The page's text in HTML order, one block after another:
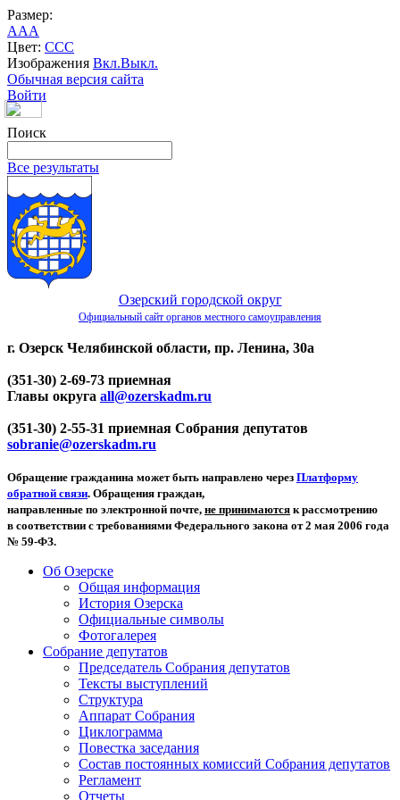
Размер:
AAA
Цвет: CCC
Изображения Вкл.Выкл.
Обычная версия сайта
Войти
Поиск
Все результаты
Озерский городской округ
Официальный сайт органов местного самоуправления
г. Озерск Челябинской области, пр. Ленина, 30а
(351-30) 2-69-73 приемная
Главы округа all@ozerskadm.ru
(351-30) 2-55-31 приемная Собрания депутатов
sobranie@ozerskadm.ru
Обращение гражданина может быть направлено через Платформу
обратной связи. Обращения граждан,
направленные по электронной почте, не принимаются к рассмотрению
в соответствии с требованиями Федерального закона от 2 мая 2006 года
№ 59-ФЗ.
Об Озерске
Общая информация
История Озерска
Официальные символы
Фотогалерея
Собрание депутатов
Председатель Собрания депутатов
Тексты выступлений
Структура
Аппарат Собрания
Циклограмма
Повестка заседания
Состав постоянных комиссий Собрания депутатов
Регламент
Отчеты